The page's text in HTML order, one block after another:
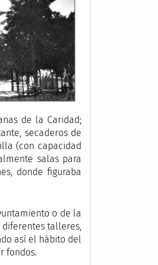
de la Caridad;
secaderos de
(con capacidad
salas para
donde figuraba
o de la
diferentes talleres,
así el hábito del
fondos.